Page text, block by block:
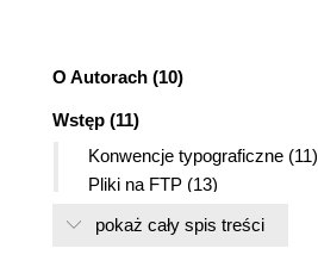
O Autorach (10)
Wstęp (11)
Konwencje typograficzne (11)
Pliki na FTP (13)
Wydawca oryginału (13)
pokaż cały spis treści